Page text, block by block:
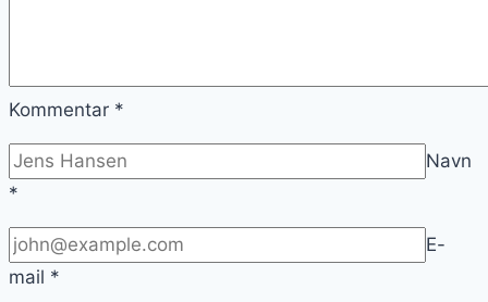
Kommentar *
Navn
*
E-
mail *